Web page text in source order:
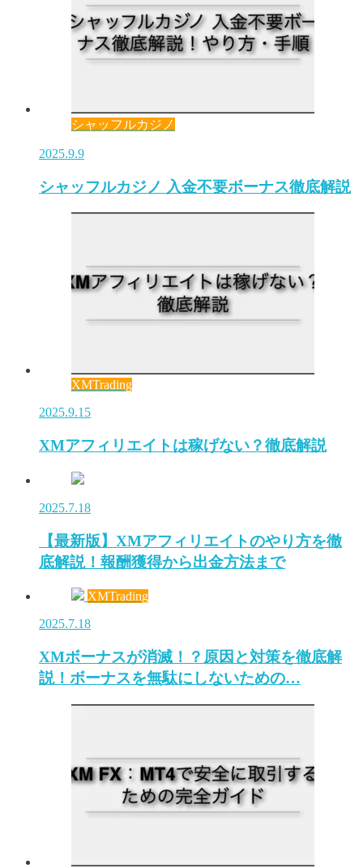
シャッフルカジノ
2025.9.9
シャッフルカジノ 入金不要ボーナス徹底解説
XMTrading
2025.9.15
XMアフィリエイトは稼げない？徹底解説
2025.7.18
【最新版】XMアフィリエイトのやり方を徹
底解説！報酬獲得から出金方法まで
XMTrading
2025.7.18
XMボーナスが消滅！？原因と対策を徹底解
説！ボーナスを無駄にしないための…